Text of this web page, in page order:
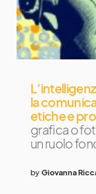
la
etiche e
grafica o
un ruolo
by Giovanna